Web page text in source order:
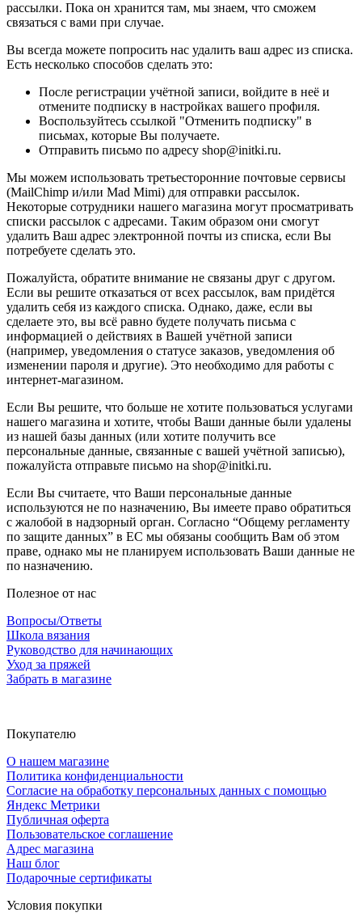
рассылки. Пока он хранится там, мы знаем, что сможем
связаться с вами при случае.
Вы всегда можете попросить нас удалить ваш адрес из списка.
Есть несколько способов сделать это:
После регистрации учётной записи, войдите в неё и
отмените подписку в настройках вашего профиля.
Воспользуйтесь ссылкой "Отменить подписку" в
письмах, которые Вы получаете.
Отправить письмо по адресу shop@initki.ru.
Мы можем использовать третьесторонние почтовые сервисы
(MailChimp и/или Mad Mimi) для отправки рассылок.
Некоторые сотрудники нашего магазина могут просматривать
списки рассылок с адресами. Таким образом они смогут
удалить Ваш адрес электронной почты из списка, если Вы
потребуете сделать это.
Пожалуйста, обратите внимание не связаны друг с другом.
Если вы решите отказаться от всех рассылок, вам придётся
удалить себя из каждого списка. Однако, даже, если вы
сделаете это, вы всё равно будете получать письма с
информацией о действиях в Вашей учётной записи
(например, уведомления о статусе заказов, уведомления об
изменении пароля и другие). Это необходимо для работы с
интернет-магазином.
Если Вы решите, что больше не хотите пользоваться услугами
нашего магазина и хотите, чтобы Ваши данные были удалены
из нашей базы данных (или хотите получить все
персональные данные, связанные с вашей учётной записью),
пожалуйста отправьте письмо на shop@initki.ru.
Если Вы считаете, что Ваши персональные данные
используются не по назначению, Вы имеете право обратиться
с жалобой в надзорный орган. Согласно “Общему регламенту
по защите данных” в ЕС мы обязаны сообщить Вам об этом
праве, однако мы не планируем использовать Ваши данные не
по назначению.
Полезное от нас
Вопросы/Ответы
Школа вязания
Руководство для начинающих
Уход за пряжей
Забрать в магазине
Покупателю
О нашем магазине
Политика конфиденциальности
Согласие на обработку персональных данных с помощью
Яндекс Метрики
Публичная оферта
Пользовательское соглашение
Адрес магазина
Наш блог
Подарочные сертификаты
Условия покупки